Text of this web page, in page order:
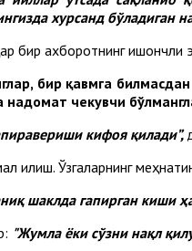
хурсанд бўладиган
бир ахборотнинг ишончли
бир қавмга
надомат чекувчи
кифоя қилади”,
қилиш. Ўзгаларнинг
шаклда гапирган киши
"Жумла ёки сўзни нақл